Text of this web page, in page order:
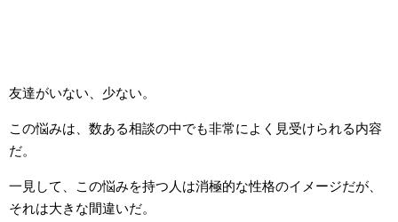
友達がいない、少ない。
この悩みは、数ある相談の中でも非常によく見受けられる内容
だ。
一見して、この悩みを持つ人は消極的な性格のイメージだが、
それは大きな間違いだ。